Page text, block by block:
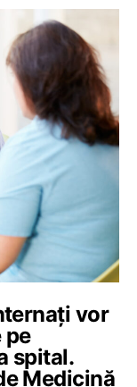
vor
pe
spital.
Medicină